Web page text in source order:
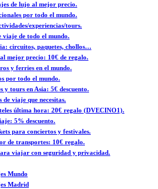
de lujo al mejor precio.
por todo el mundo.
experiencias/tours.
viaje de todo el mundo.
circuitos, paquetes, chollos…
mejor precio: 10€ de regalo.
y ferries en el mundo.
por todo el mundo.
y tours en Asia: 5€ descuento.
viaje que necesitas.
última hora: 20€ regalo (DVECINO1).
5% descuento.
para conciertos y festivales.
de transportes: 10€ regalo.
viajar con seguridad y privacidad.
Mundo
Madrid